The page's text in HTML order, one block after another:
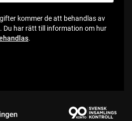
kommer de att behandlas av
Du har rätt till information om hur
.